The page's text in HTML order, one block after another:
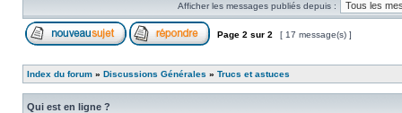
Afficher les messages publiés depuis :
Page 2 sur 2 [ 17 message(s) ]
Index du forum » Discussions Générales » Trucs et astuces
Qui est en ligne ?